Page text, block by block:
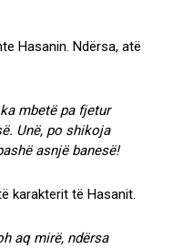
Hasanin. Ndërsa, atë
mbetë pa fjetur
Unë, po shikoja
asnjë banesë!
karakterit të Hasanit.
aq mirë, ndërsa